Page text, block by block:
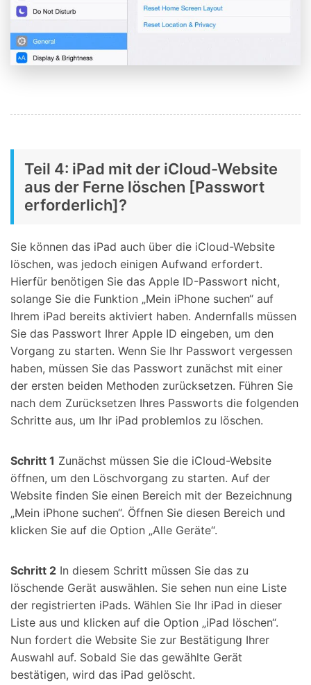
Teil 4: iPad mit der iCloud-Website
aus der Ferne löschen [Passwort
erforderlich]?
Sie können das iPad auch über die iCloud-Website
löschen, was jedoch einigen Aufwand erfordert.
Hierfür benötigen Sie das Apple ID-Passwort nicht,
solange Sie die Funktion „Mein iPhone suchen“ auf
Ihrem iPad bereits aktiviert haben. Andernfalls müssen
Sie das Passwort Ihrer Apple ID eingeben, um den
Vorgang zu starten. Wenn Sie Ihr Passwort vergessen
haben, müssen Sie das Passwort zunächst mit einer
der ersten beiden Methoden zurücksetzen. Führen Sie
nach dem Zurücksetzen Ihres Passworts die folgenden
Schritte aus, um Ihr iPad problemlos zu löschen.
Schritt 1 Zunächst müssen Sie die iCloud-Website
öffnen, um den Löschvorgang zu starten. Auf der
Website finden Sie einen Bereich mit der Bezeichnung
„Mein iPhone suchen“. Öffnen Sie diesen Bereich und
klicken Sie auf die Option „Alle Geräte“.
Schritt 2 In diesem Schritt müssen Sie das zu
löschende Gerät auswählen. Sie sehen nun eine Liste
der registrierten iPads. Wählen Sie Ihr iPad in dieser
Liste aus und klicken auf die Option „iPad löschen“.
Nun fordert die Website Sie zur Bestätigung Ihrer
Auswahl auf. Sobald Sie das gewählte Gerät
bestätigen, wird das iPad gelöscht.